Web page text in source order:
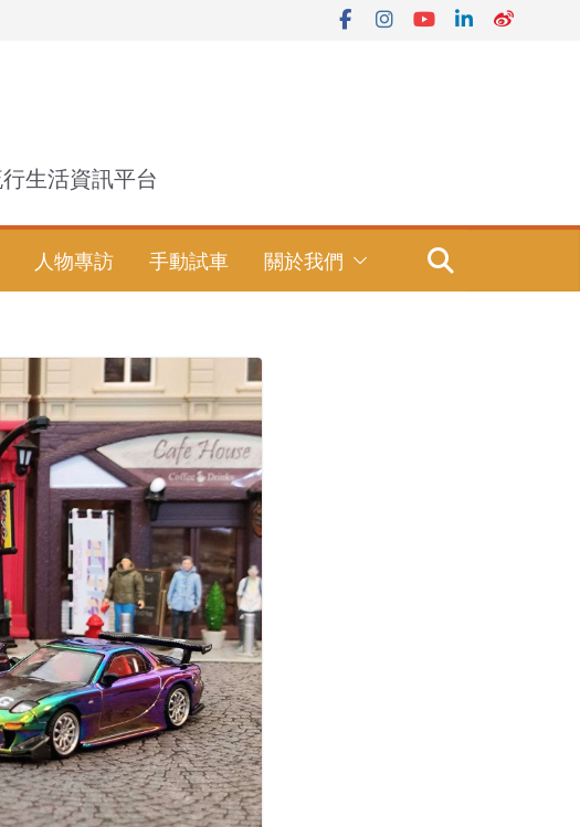
生活資訊平台
人物專訪 手動試車 關於我們